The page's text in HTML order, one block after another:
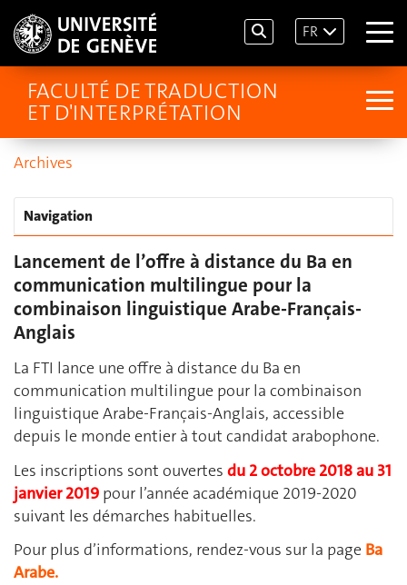
FR
FACULTÉ DE TRADUCTION
ET D'INTERPRÉTATION
Archives
Navigation
Lancement de l’offre à distance du Ba en
communication multilingue pour la
combinaison linguistique Arabe-Français-
Anglais
La FTI lance une offre à distance du Ba en
communication multilingue pour la combinaison
linguistique Arabe-Français-Anglais, accessible
depuis le monde entier à tout candidat arabophone.
Les inscriptions sont ouvertes du 2 octobre 2018 au 31
janvier 2019 pour l’année académique 2019-2020
suivant les démarches habituelles.
Pour plus d’informations, rendez-vous sur la page Ba
Arabe.